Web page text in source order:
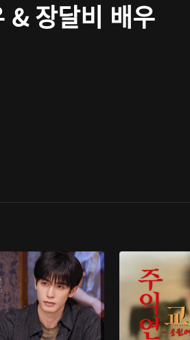
& 장달비 배우